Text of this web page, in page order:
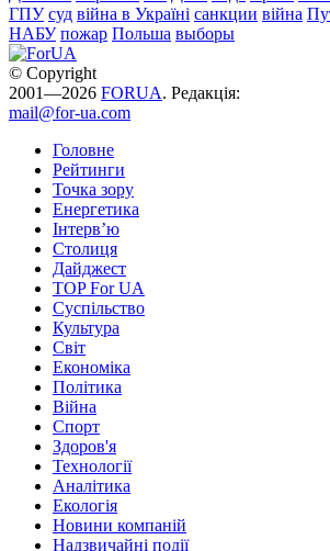
ГПУ суд війна в Україні санкции війна
НАБУ пожар Польша выборы
© Copyright
2001—2026 FORUA. Редакція:
mail@for-ua.com
Головне
Рейтинги
Точка зору
Енергетика
Інтерв’ю
Столиця
Дайджест
TOP For UA
Суспiльство
Культура
Світ
Економіка
Політика
Війна
Спорт
Здоров'я
Технології
Аналітика
Екологія
Новини компаній
Надзвичайні події